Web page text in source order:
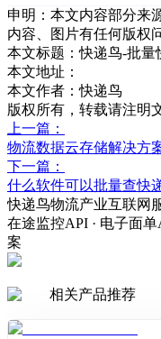
申明：本文内容部分来
内容、图片有任何版权
本文标题：快递鸟-批量
本文地址：
本文作者：快递鸟
版权所有，转载请注明
上一篇：
物流数据云存储解决方
下一篇：
什么软件可以批量查快
快递鸟物流产业互联网
在途监控API · 电子面
案
相关产品推荐